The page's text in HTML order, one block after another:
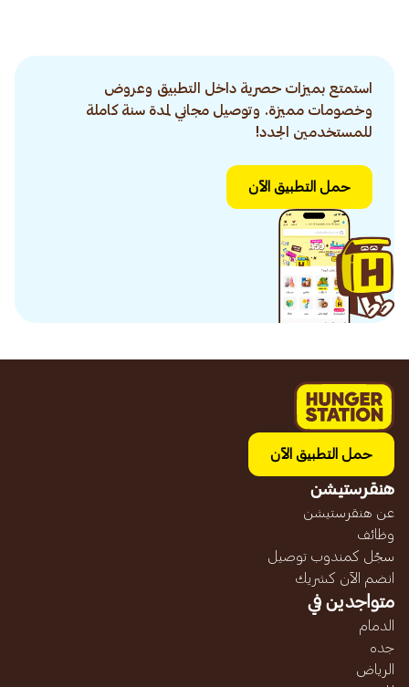
استمتع بميزات حصرية داخل التطبيق وعروض
وخصومات مميزة. وتوصيل مجاني لمدة سنة كاملة
للمستخدمين الجدد!
حمل التطبيق الآن
حمل التطبيق الآن
هنقرستيشن
عن هنقرستيشن
وظائف
سجّل كمندوب توصيل
انضم الآن كشريك
متواجدين في
الدمام
جده
الرياض